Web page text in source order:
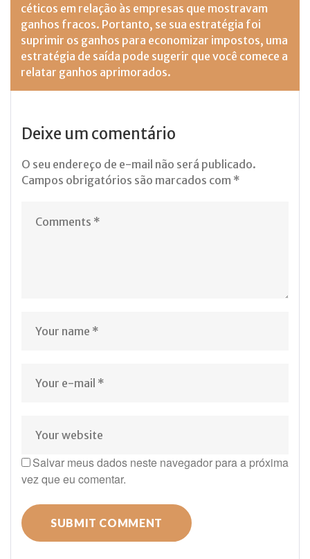
céticos em relação às empresas que mostravam
ganhos fracos. Portanto, se sua estratégia foi
suprimir os ganhos para economizar impostos, uma
estratégia de saída pode sugerir que você comece a
relatar ganhos aprimorados.
Deixe um comentário
O seu endereço de e-mail não será publicado.
Campos obrigatórios são marcados com *
Salvar meus dados neste navegador para a próxima
vez que eu comentar.